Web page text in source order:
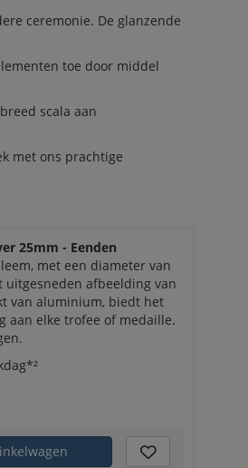
ceremonie. De glanzende
toe door middel
scala aan
met ons prachtige
25mm - Eenden
met een diameter van
uitgesneden afbeelding van
van aluminium, biedt het
aan elke trofee of medaille.